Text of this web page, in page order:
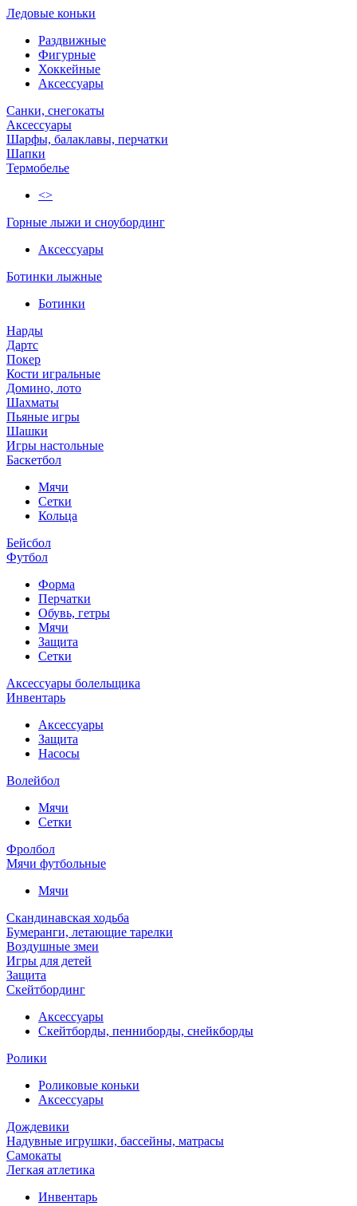
Ледовые коньки
Раздвижные
Фигурные
Хоккейные
Аксессуары
Санки, снегокаты
Аксессуары
Шарфы, балаклавы, перчатки
Шапки
Термобелье
<>
Горные лыжи и сноубординг
Аксессуары
Ботинки лыжные
Ботинки
Нарды
Дартс
Покер
Кости игральные
Домино, лото
Шахматы
Пьяные игры
Шашки
Игры настольные
Баскетбол
Мячи
Сетки
Кольца
Бейсбол
Футбол
Форма
Перчатки
Обувь, гетры
Мячи
Защита
Сетки
Аксессуары болельщика
Инвентарь
Аксессуары
Защита
Насосы
Волейбол
Мячи
Сетки
Фролбол
Мячи футбольные
Мячи
Скандинавская ходьба
Бумеранги, летающие тарелки
Воздушные змеи
Игры для детей
Защита
Скейтбординг
Аксессуары
Скейтборды, пенниборды, снейкборды
Ролики
Роликовые коньки
Аксессуары
Дождевики
Надувные игрушки, бассейны, матрасы
Самокаты
Легкая атлетика
Инвентарь